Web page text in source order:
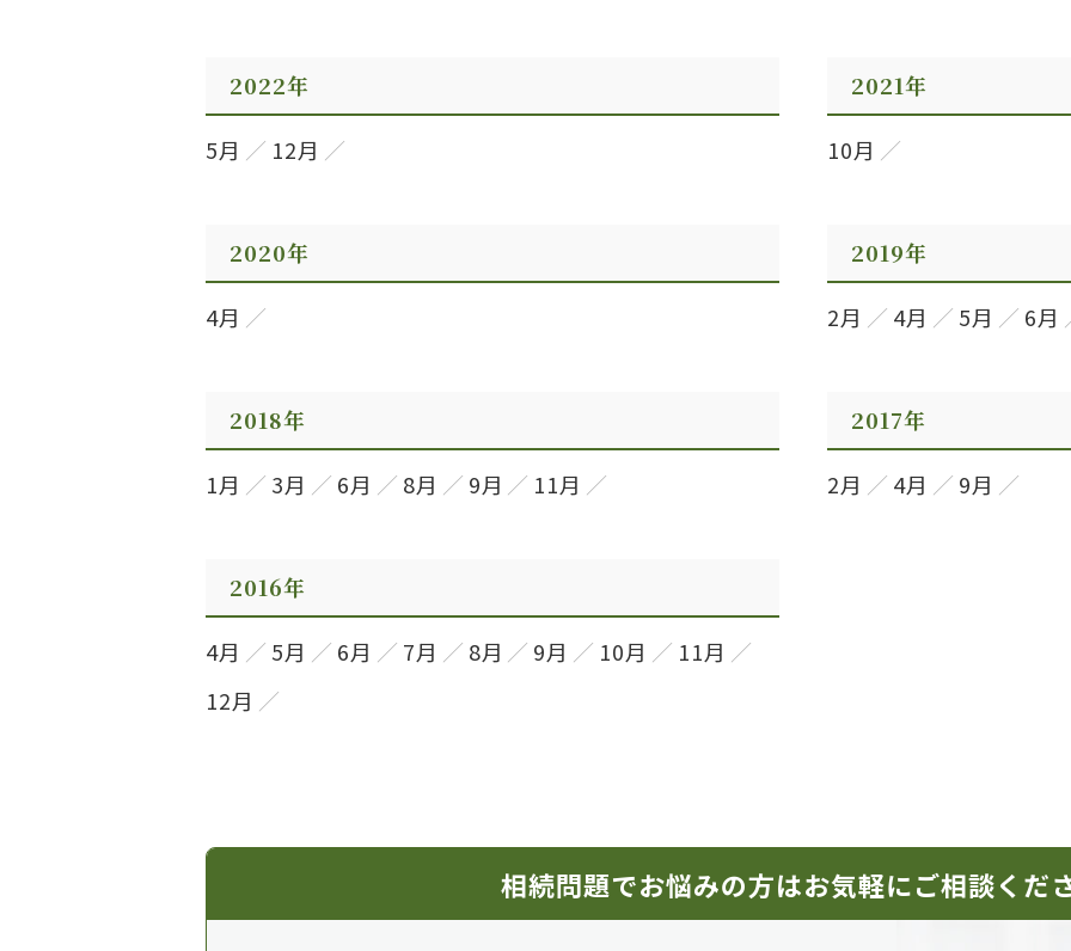
2022年
5月 12月
2021年
10月
2020年
4月
2019年
2月 4月 5月 6月
2018年
1月 3月 6月 8月 9月 11月
2017年
2月 4月 9月
2016年
4月 5月 6月 7月 8月 9月 10月
11月
12月
相続問題でお悩みの方はお気軽にご相談くだ